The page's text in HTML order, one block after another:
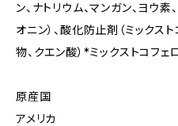
ン、ナトリウム、マンガン、ヨウ素
オニン）、酸化防止剤（ミックス
物、クエン酸）*ミックストコフ
原産国
アメリカ